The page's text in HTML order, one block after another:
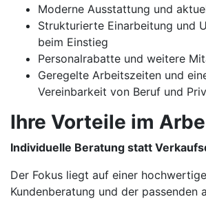
Moderne Ausstattung und
Strukturierte Einarbeitung und
beim Einstieg
Personalrabatte und weitere
Geregelte Arbeitszeiten und
Vereinbarkeit von Beruf und
Ihre Vorteile im
Individuelle Beratung statt
Der Fokus liegt auf einer
Kundenberatung und der passenden